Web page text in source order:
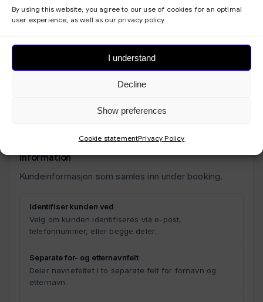
By using this website, you agree to our use of cookies for an optimal
user experience, as well as our privacy policy.
I understand
Decline
Show preferences
Cookie statementPrivacy Policy
Velg mellom å vise både start- og sluttid (f.eks. 10:00–
11:00) eller bare starttid (f.eks. 10:00).
Start bookingkalenderen fra
Velg om kalenderen starter fra denne måned eller en
spesifikk måned.
Ved gruppebooking ser kundene normalt hvor mange
Information
Kundeinformasjon som samles inn under booking.
Identifiser kunden ved
Velg om kunden identifiseres via e-post,
telefonnummer, eller begge deler.
Separate for- og etternavnfelt
Deler navnefeltet i to separate felt for fornavn og
etternavn.